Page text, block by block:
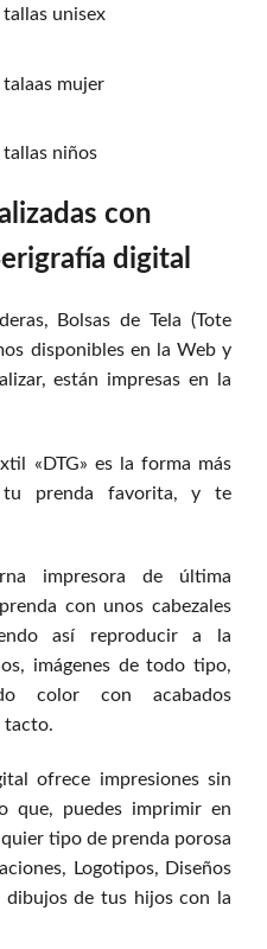
con
digital
Bolsas de Tela (Tote
disponibles en la Web y
están impresas en la
«DTG» es la forma más
tu prenda favorita, y te
impresora de última
con unos cabezales
así reproducir a la
imágenes de todo tipo,
color con acabados
tacto.
ofrece impresiones sin
que, puedes imprimir en
tipo de prenda porosa
Logotipos, Diseños
dibujos de tus hijos con la